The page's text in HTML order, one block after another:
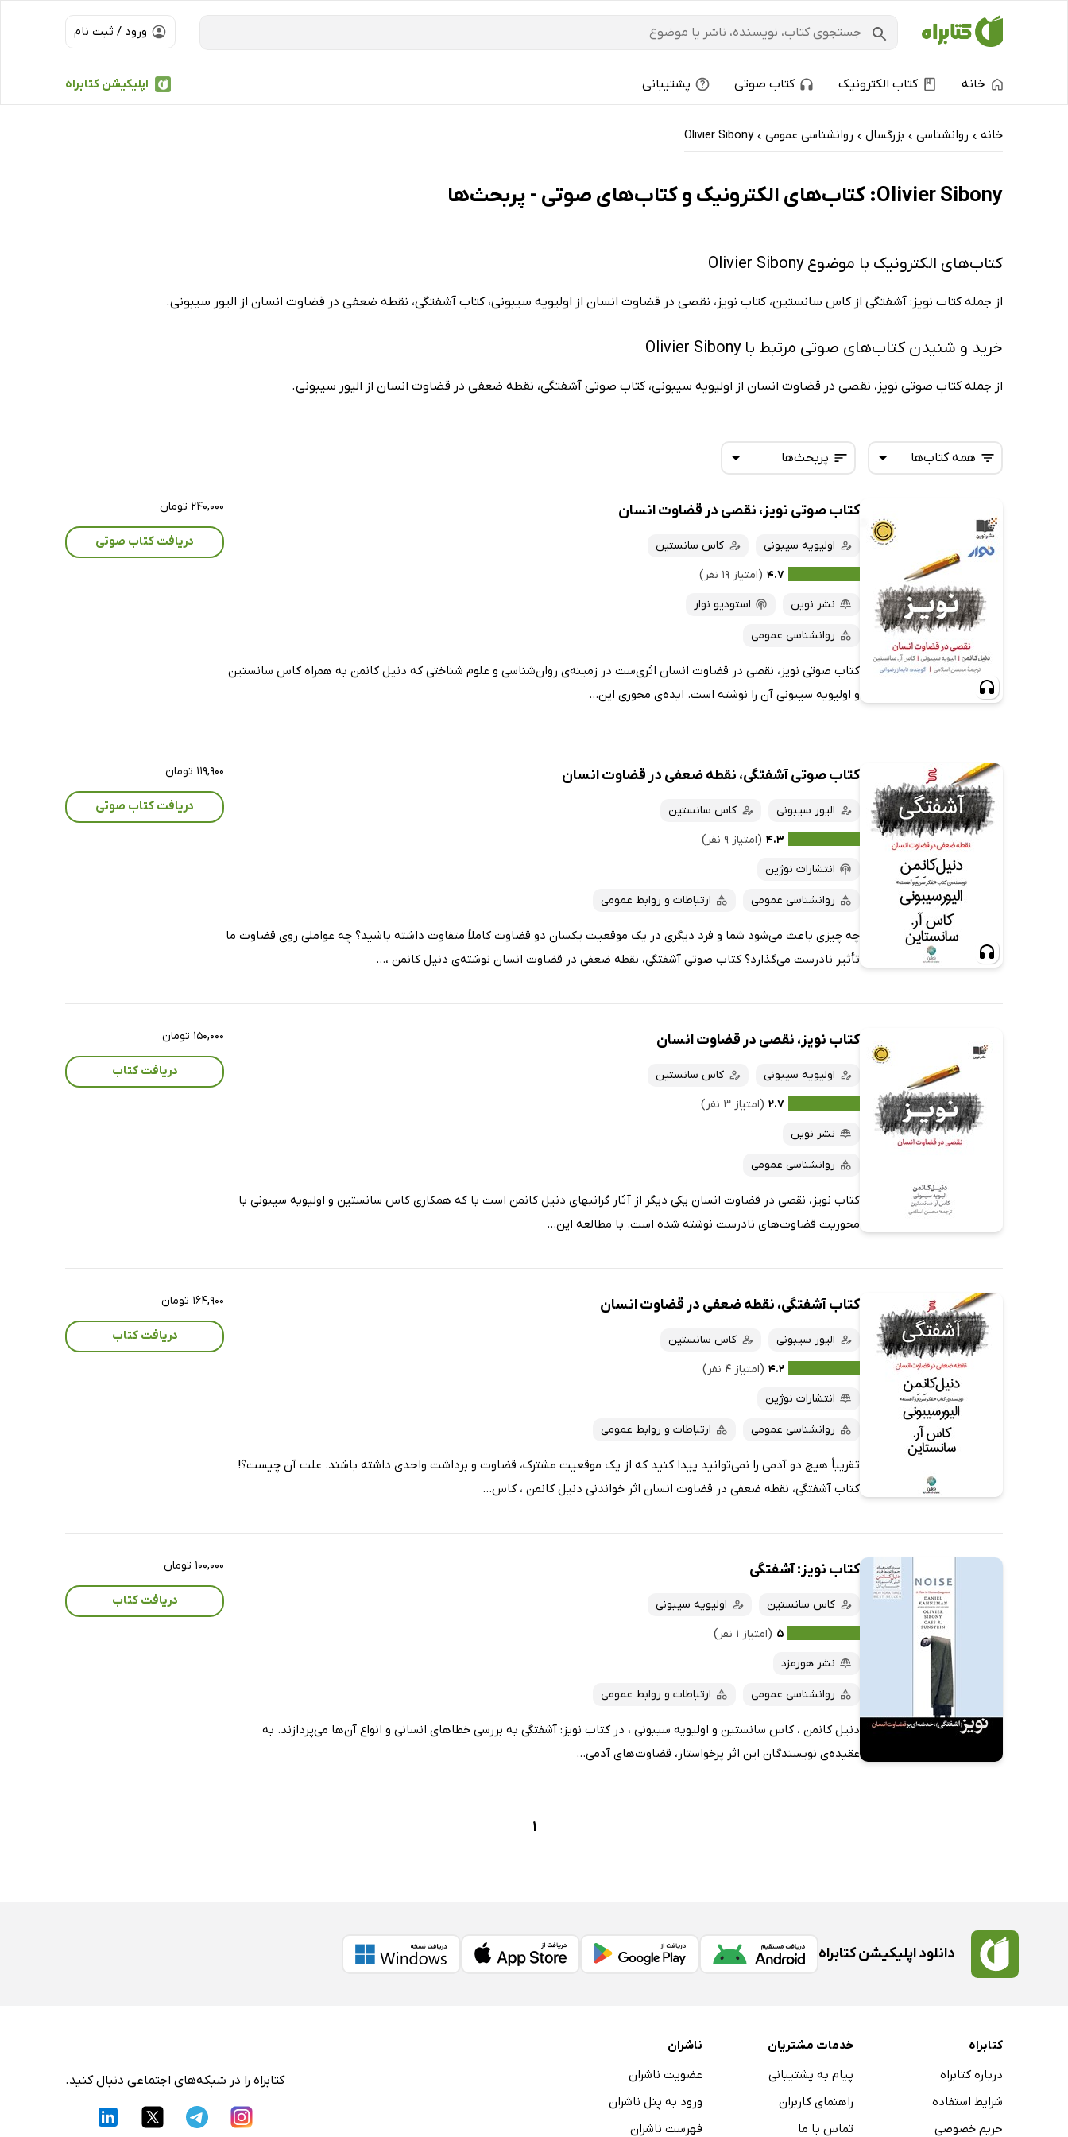
ورود / ثبت نام
اپلیکیشن کتابراه خانه کتاب الکترونیک کتاب صوتی پشتیبانی
خانه › روانشناسی › بزرگسال › روانشناسی عمومی ›
Olivier Sibony
Olivier Sibony: کتاب‌های الکترونیک و کتاب‌های صوتی - پربحث‌ها
کتاب‌های الکترونیک با موضوع Olivier Sibony
از جمله کتاب نویز: آشفتگی از کاس سانستین، کتاب نویز، نقصی در قضاوت انسان از اولیویه سیبونی، کتاب آشفتگی، نقطه ضعفی در قضاوت انسان از الیور سیبونی.
خرید و شنیدن کتاب‌های صوتی مرتبط با Olivier Sibony
از جمله کتاب صوتی نویز، نقصی در قضاوت انسان از اولیویه سیبونی، کتاب صوتی آشفتگی، نقطه ضعفی در قضاوت انسان از الیور سیبونی.
پربحث‌ها
تازه‌ها
داغ‌ترین‌ها
پربحث‌ها
ارزان ترین‌ها
همه کتاب‌ها
همه کتاب‌ها
کتاب‌های صوتی
کتاب‌های متنی
کتاب صوتی نویز، نقصی در قضاوت انسان
اولیویه سیبونی
کاس سانستین
۴.۷ (امتیاز ۱۹ نفر)
نشر نوین
استودیو نوار
روانشناسی عمومی
کتاب صوتی نویز، نقصی در قضاوت انسان اثری‌ست در زمینه‌ی روان‌شناسی و علوم شناختی که دنیل کانمن به‌ همراه کاس سانستین
و اولیویه سیبونی آن را نوشته است. ایده‌ی محوری این...
۲۴۰,۰۰۰ تومان
دریافت کتاب صوتی
کتاب صوتی آشفتگی، نقطه ضعفی در قضاوت انسان
الیور سیبونی
کاس سانستین
۴.۳ (امتیاز ۹ نفر)
انتشارات نوژین
روانشناسی عمومی ارتباطات و روابط عمومی
چه چیزی باعث می‌شود شما و فرد دیگری در یک موقعیت یکسان دو قضاوت کاملاً متفاوت داشته باشید؟ چه عواملی روی قضاوت ما
تأثیر نادرست می‌گذارد؟ کتاب صوتی آشفتگی، نقطه ضعفی در قضاوت انسان نوشته‌ی دنیل کانمن ،...
۱۱۹,۹۰۰ تومان
دریافت کتاب صوتی
کتاب نویز، نقصی در قضاوت انسان
اولیویه سیبونی
کاس سانستین
۲.۷ (امتیاز ۳ نفر)
نشر نوین
روانشناسی عمومی
کتاب نویز، نقصی در قضاوت انسان یکی دیگر از آثار گرانبهای دنیل کانمن است با که همکاری کاس سانستین و اولیویه سیبونی با
محوریت قضاوت‌های نادرست نوشته شده است. با مطالعه این...
۱۵۰,۰۰۰ تومان
دریافت کتاب
کتاب آشفتگی، نقطه ضعفی در قضاوت انسان
الیور سیبونی
کاس سانستین
۴.۲ (امتیاز ۴ نفر)
انتشارات نوژین
روانشناسی عمومی ارتباطات و روابط عمومی
تقریباً هیچ دو آدمی را نمی‌توانید پیدا کنید که از یک موقعیت مشترک، قضاوت و برداشت واحدی داشته باشند. علت آن چیست؟!
کتاب آشفتگی، نقطه ضعفی در قضاوت انسان اثر خواندنی دنیل کانمن ، کاس...
۱۶۴,۹۰۰ تومان
دریافت کتاب
کتاب نویز: آشفتگی
کاس سانستین
اولیویه سیبونی
۵ (امتیاز ۱ نفر)
نشر هورمزد
روانشناسی عمومی ارتباطات و روابط عمومی
دنیل کانمن ، کاس سانستین و اولیویه سیبونی ، در کتاب نویز: آشفتگی به بررسی خطاهای انسانی و انواع آن‌ها می‌پردازند. به
عقیده‌ی نویسندگان این اثر پرخواستار، قضاوت‌های آدمی...
۱۰۰,۰۰۰ تومان
دریافت کتاب
1
دانلود اپلیکیشن کتابراه
کتابراه
درباره کتابراه
شرایط استفاده
حریم خصوصی
خدمات مشتریان
پیام به پشتیبانی
راهنمای کاربران
تماس با ما
ناشران
عضویت ناشران
ورود به پنل ناشران
فهرست ناشران
کتابراه را در شبکه‌های اجتماعی دنبال کنید.